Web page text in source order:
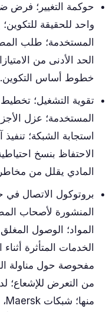
حوكمة التغيير؛ فرض
واحد للحقيقة للتكوين؛
المستخدمة؛ طلب
الحد الأدنى من
خطوط أساس التكوين.
تقوية التشغيل؛ تخطيط
المستخدمة؛ عزل
استجابة الشبكة؛
الاحتفاظ بنسخ
المادي يقلل من
بروتوكول الاتصال في
المنشورة لأصحاب
المواد؛ الوصول
الخدمات المتأثرة
مفحوصة حول مناولة
من التعرض للإشعاع؛